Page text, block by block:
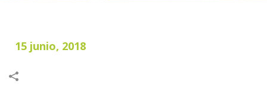
15 junio, 2018